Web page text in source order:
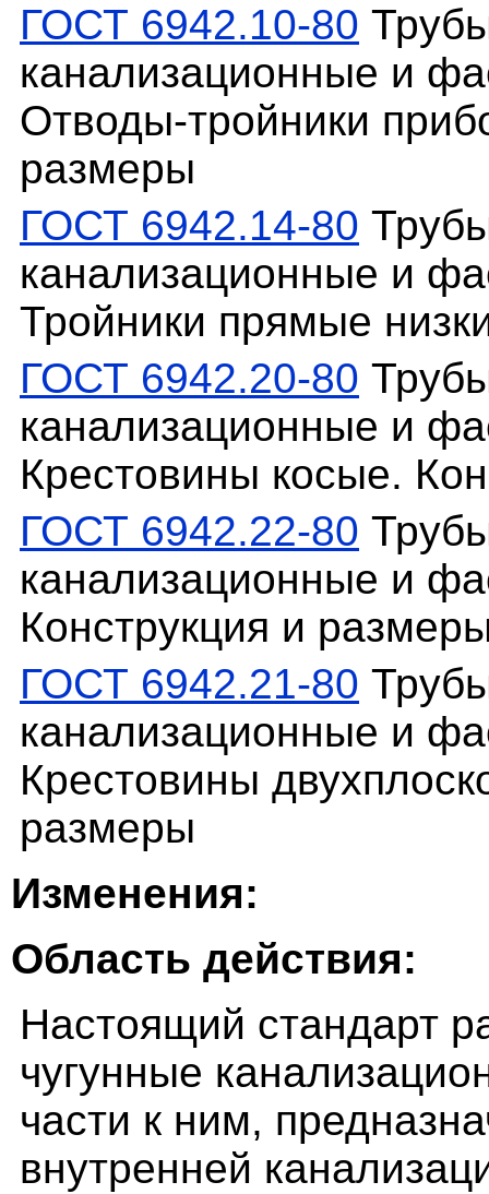
ГОСТ 6942.10-80
канализационные и
Отводы-тройники
размеры
ГОСТ 6942.14-80
канализационные и
Тройники прямые
ГОСТ 6942.20-80
канализационные и
Крестовины косые.
ГОСТ 6942.22-80
канализационные и
Конструкция и
ГОСТ 6942.21-80
канализационные и
Крестовины
размеры
Изменения:
Область действия:
Настоящий стандарт
чугунные
части к ним,
внутренней